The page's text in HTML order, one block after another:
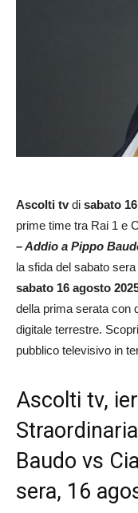
Ascolti tvdi sabato
prime time tra Rai 1 e
– Addio a Pippo
la sfida del sabato
sabato 16 agosto
della prima serata con
digitale terrestre.
pubblico televisivo in
Ascolti tv,
Baudo vs
sera, 16